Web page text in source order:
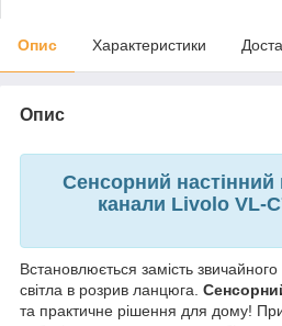
Опис Характеристики
Опис
Сенсорний настінний
канали Livolo VL-
Встановлюється замість
світла в розрив ланцюга.
та практичне рішення для дому!